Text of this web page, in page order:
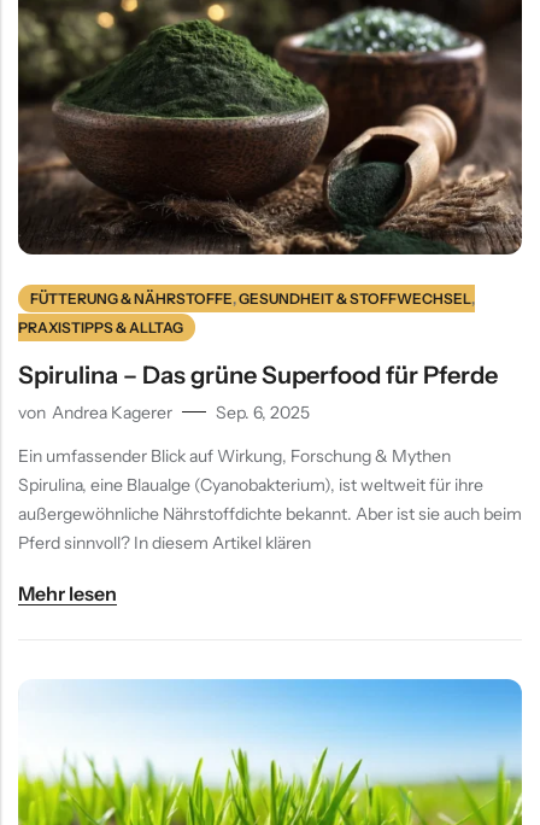
FÜTTERUNG & NÄHRSTOFFE,GESUNDHEIT & STOFFWECHSEL,
PRAXISTIPPS & ALLTAG
Spirulina – Das grüne Superfood für Pferde
von Andrea Kagerer
Sep. 6, 2025
Ein umfassender Blick auf Wirkung, Forschung & Mythen
Spirulina, eine Blaualge (Cyanobakterium), ist weltweit für ihre
außergewöhnliche Nährstoffdichte bekannt. Aber ist sie auch beim
Pferd sinnvoll? In diesem Artikel klären
Mehr lesen
Leistung & Regeneration
Nervensystem – Entspannung
Stoffwechsel – Detox
Verdauung